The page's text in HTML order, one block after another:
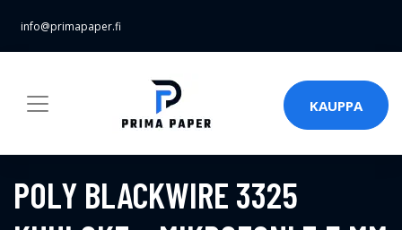
info@primapaper.fi
KAUPPA
POLY BLACKWIRE 3325